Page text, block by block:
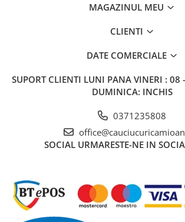
MAGAZINUL MEU
CLIENTI
DATE COMERCIALE
SUPORT CLIENTI LUNI PANA VINERI : 08
DUMINICA: INCHIS
0371235808
SOCIAL URMARESTE-NE IN